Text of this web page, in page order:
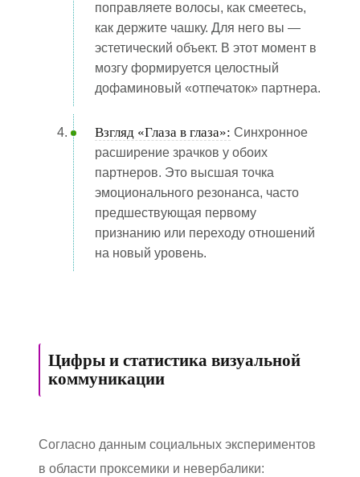
поправляете волосы, как смеетесь,
как держите чашку. Для него вы —
эстетический объект. В этот момент в
мозгу формируется целостный
дофаминовый «отпечаток» партнера.
Взгляд «Глаза в глаза»: Синхронное
расширение зрачков у обоих
партнеров. Это высшая точка
эмоционального резонанса, часто
предшествующая первому
признанию или переходу отношений
на новый уровень.
Цифры и статистика визуальной
коммуникации
Согласно данным социальных экспериментов
в области проксемики и невербалики: